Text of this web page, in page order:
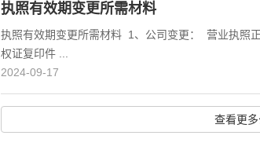
执照有效期变更所需材料
执照有效期变更所需材料 1、公司变更： 营业执照
权证复印件 ...
2024-09-17
查看更